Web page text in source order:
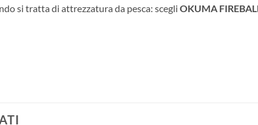
si tratta di attrezzatura da pesca: scegli OKUMA